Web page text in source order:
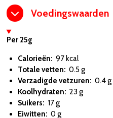
Voedingswaarden
Per 25g
Calorieën: 97 kcal
Totale vetten: 0.5 g
Verzadigde vetzuren: 0.4 g
Koolhydraten: 23 g
Suikers: 17 g
Eiwitten: 0 g